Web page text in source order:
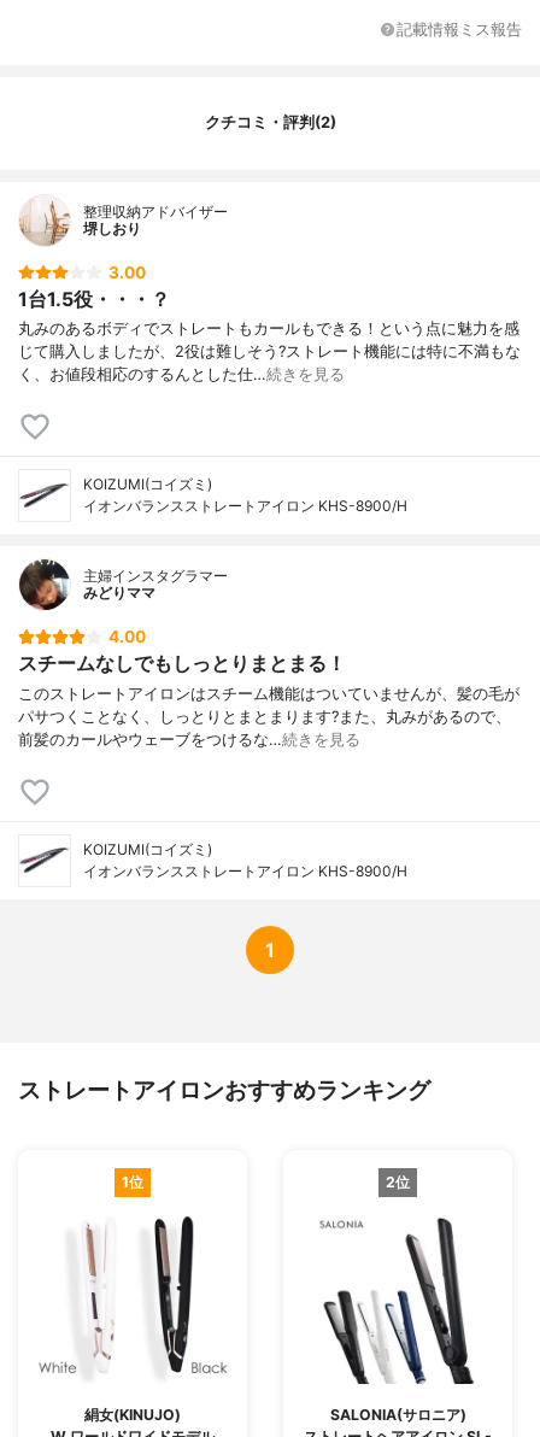
イオンバランステクノロジー・温度ロック
(5秒経過後)・自動電源OFF機能(約60分後)
その他の特徴
記載情報ミス報告
クチコミ・評判(2)
整理収納アドバイザー
堺しおり
3.00
1台1.5役・・・？
丸みのあるボディでストレートもカールもできる！という点に魅力を感
じて購入しましたが、2役は難しそう?ストレート機能には特に不満もな
く、お値段相応のするんとした仕…続きを見る
KOIZUMI(コイズミ)
イオンバランスストレートアイロン KHS-8900/H
主婦インスタグラマー
みどりママ
4.00
スチームなしでもしっとりまとまる！
このストレートアイロンはスチーム機能はついていませんが、髪の毛が
パサつくことなく、しっとりとまとまります?また、丸みがあるので、
前髪のカールやウェーブをつけるな…続きを見る
KOIZUMI(コイズミ)
イオンバランスストレートアイロン KHS-8900/H
1
ストレートアイロンおすすめランキング
1位
絹女(KINUJO)
2位
SALONIA(サロニア)